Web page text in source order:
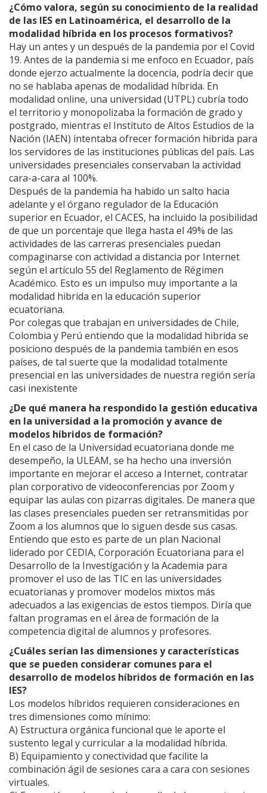
¿Cómo valora, según su conocimiento de la realidad
de las IES en Latinoamérica, el desarrollo de la
modalidad híbrida en los procesos formativos?
Hay un antes y un después de la pandemia por el Covid
19. Antes de la pandemia si me enfoco en Ecuador, país
donde ejerzo actualmente la docencia, podría decir que
no se hablaba apenas de modalidad híbrida. En
modalidad online, una universidad (UTPL) cubría todo
el territorio y monopolizaba la formación de grado y
postgrado, mientras el Instituto de Altos Estudios de la
Nación (IAEN) intentaba ofrecer formación hibrida para
los servidores de las instituciones públicas del país. Las
universidades presenciales conservaban la actividad
cara-a-cara al 100%.
Después de la pandemia ha habido un salto hacia
adelante y el órgano regulador de la Educación
superior en Ecuador, el CACES, ha incluido la posibilidad
de que un porcentaje que llega hasta el 49% de las
actividades de las carreras presenciales puedan
compaginarse con actividad a distancia por Internet
según el artículo 55 del Reglamento de Régimen
Académico. Esto es un impulso muy importante a la
modalidad hibrida en la educación superior
ecuatoriana.
Por colegas que trabajan en universidades de Chile,
Colombia y Perú entiendo que la modalidad hibrida se
posiciono después de la pandemia también en esos
países, de tal suerte que la modalidad totalmente
presencial en las universidades de nuestra región sería
casi inexistente
¿De qué manera ha respondido la gestión educativa
en la universidad a la promoción y avance de
modelos híbridos de formación?
En el caso de la Universidad ecuatoriana donde me
desempeño, la ULEAM, se ha hecho una inversión
importante en mejorar el acceso a Internet, contratar
plan corporativo de videoconferencias por Zoom y
equipar las aulas con pizarras digitales. De manera que
las clases presenciales pueden ser retransmitidas por
Zoom a los alumnos que lo siguen desde sus casas.
Entiendo que esto es parte de un plan Nacional
liderado por CEDIA, Corporación Ecuatoriana para el
Desarrollo de la Investigación y la Academia para
promover el uso de las TIC en las universidades
ecuatorianas y promover modelos mixtos más
adecuados a las exigencias de estos tiempos. Diría que
faltan programas en el área de formación de la
competencia digital de alumnos y profesores.
¿Cuáles serían las dimensiones y características
que se pueden considerar comunes para el
desarrollo de modelos híbridos de formación en las
IES?
Los modelos híbridos requieren consideraciones en
tres dimensiones como mínimo:
A) Estructura orgánica funcional que le aporte el
sustento legal y curricular a la modalidad híbrida.
B) Equipamiento y conectividad que facilite la
combinación ágil de sesiones cara a cara con sesiones
virtuales.